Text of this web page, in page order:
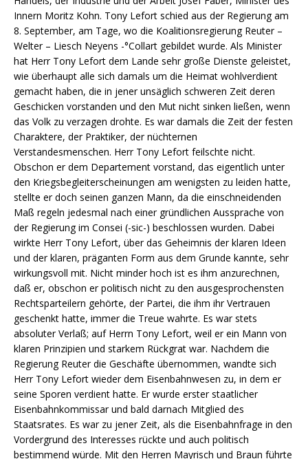
Innern Moritz Kohn. Tony Lefort schied aus der Regierung am
8. September, am Tage, wo die Koalitionsregierung Reuter –
Welter – Liesch Neyens -°Collart gebildet wurde. Als Minister
hat Herr Tony Lefort dem Lande sehr große Dienste geleistet,
wie überhaupt alle sich damals um die Heimat wohlverdient
gemacht haben, die in jener unsäglich schweren Zeit deren
Geschicken vorstanden und den Mut nicht sinken ließen, wenn
das Volk zu verzagen drohte. Es war damals die Zeit der festen
Charaktere, der Praktiker, der nüchternen
Verstandesmenschen. Herr Tony Lefort feilschte nicht.
Obschon er dem Departement vorstand, das eigentlich unter
den Kriegsbegleiterscheinungen am wenigsten zu leiden hatte,
stellte er doch seinen ganzen Mann, da die einschneidenden
Maß regeln jedesmal nach einer gründlichen Aussprache von
der Regierung im Consei (-sic-) beschlossen wurden. Dabei
wirkte Herr Tony Lefort, über das Geheimnis der klaren Ideen
und der klaren, präganten Form aus dem Grunde kannte, sehr
wirkungsvoll mit. Nicht minder hoch ist es ihm anzurechnen,
daß er, obschon er politisch nicht zu den ausgesprochensten
Rechtsparteilern gehörte, der Partei, die ihm ihr Vertrauen
geschenkt hatte, immer die Treue wahrte. Es war stets
absoluter Verlaß; auf Herrn Tony Lefort, weil er ein Mann von
klaren Prinzipien und starkem Rückgrat war. Nachdem die
Regierung Reuter die Geschäfte übernommen, wandte sich
Herr Tony Lefort wieder dem Eisenbahnwesen zu, in dem er
seine Sporen verdient hatte. Er wurde erster staatlicher
Eisenbahnkommissar und bald darnach Mitglied des
Staatsrates. Es war zu jener Zeit, als die Eisenbahnfrage in den
Vordergrund des Interesses rückte und auch politisch
bestimmend würde. Mit den Herren Mayrisch und Braun führte